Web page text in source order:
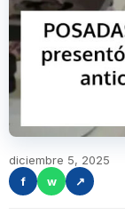
diciembre 5, 2025
f
w ↗